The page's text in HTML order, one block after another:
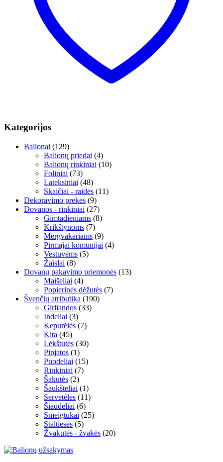
Kategorijos
Balionai (129)
Balionų priedai (4)
Balionų rinkiniai (10)
Foliniai (73)
Lateksiniai (48)
Skaičiai - raidės (11)
Dekoravimo prekės (9)
Dovanos - rinkiniai (27)
Gimtadieniams (8)
Krikštynoms (7)
Mergvakariams (9)
Pirmajai komunijai (4)
Vestuvėms (5)
Žaislai (8)
Dovanų pakavimo priemonės (13)
Maišeliai (4)
Popierinės dėžutės (7)
Švenčių atributika (190)
Girliandos (33)
Indeliai (3)
Kepurėlės (7)
Kita (45)
Lėkštutės (30)
Pinjatos (1)
Puodeliai (15)
Rinkiniai (7)
Šakutės (2)
Šaukšteliai (1)
Servetėlės (11)
Šiaudeliai (6)
Smeigtukai (25)
Staltiesės (5)
Žvakutės - žvakės (20)